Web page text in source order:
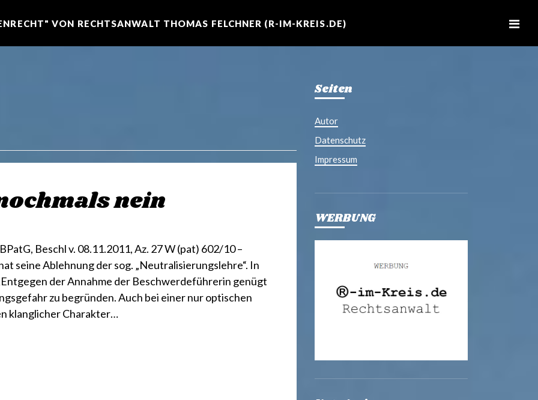
VON RECHTSANWALT THOMAS FELCHNER (R-IM-KREIS.DE)
nein
Beschl v. 08.11.2011, Az. 27 W (pat) 602/10 –
seine Ablehnung der sog. „Neutralisierungslehre“. In
der Annahme der Beschwerdeführerin genügt
zu begründen. Auch bei einer nur optischen
klanglicher Charakter…
Seiten
Autor
Datenschutz
Impressum
WERBUNG